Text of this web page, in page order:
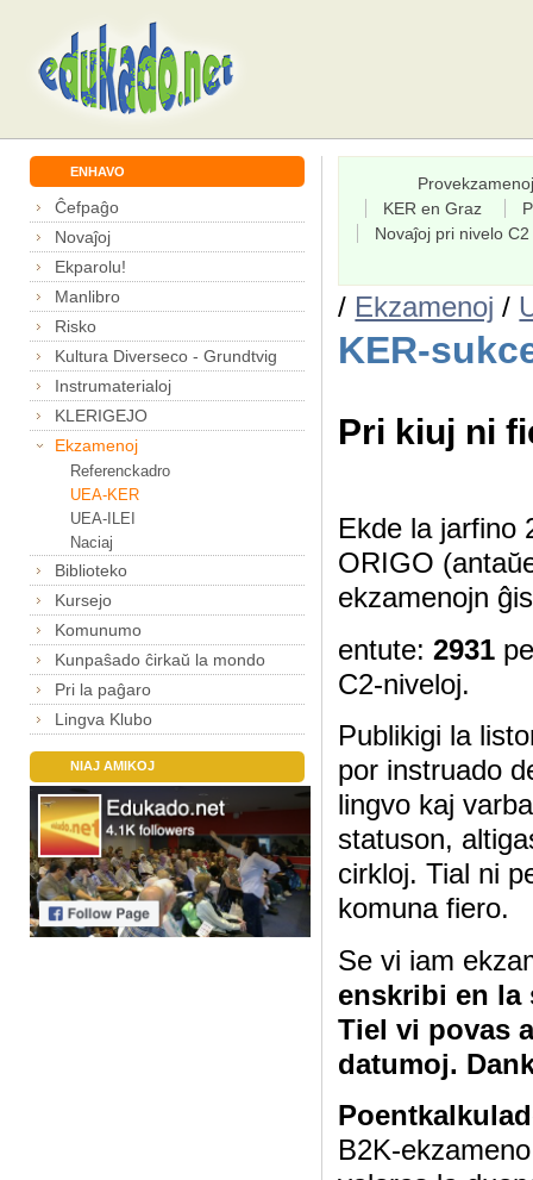
ENHAVO
Ĉefpaĝo
Novaĵoj
Ekparolu!
Manlibro
Risko
Kultura Diverseco - Grundtvig
Instrumaterialoj
KLERIGEJO
Ekzamenoj
Referenckadro
UEA-KER
UEA-ILEI
Naciaj
Biblioteko
Kursejo
Komunumo
Kunpaŝado ĉirkaŭ la mondo
Pri la paĝaro
Lingva Klubo
NIAJ AMIKOJ
Provekzamenoj
KER en Graz
Novaĵoj pri nivelo C2
/ Ekzamenoj /
KER-
Pri kiuj ni
Ekde la jarfino
ORIGO
ekzamenojn
entute:2931
C2-niveloj.
Publikigi la
por instruado
lingvo kaj
statuson,
cirkloj. Tial ni
komuna fiero.
Se vi iam
enskribi en la
Tiel vi povas
datumoj.
B2K-